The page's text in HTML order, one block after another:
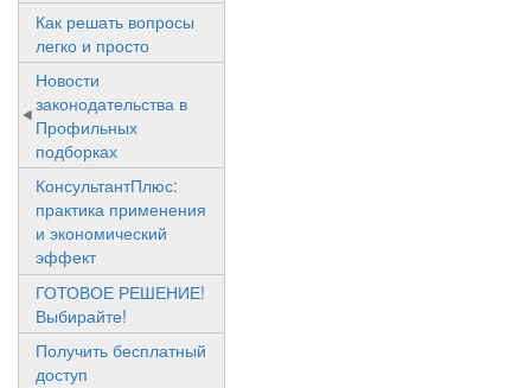
Как решать вопросы
легко и просто
Новости
законодательства в
Профильных
подборках
КонсультантПлюс:
практика применения
и экономический
эффект
ГОТОВОЕ РЕШЕНИЕ!
Выбирайте!
Получить бесплатный
доступ